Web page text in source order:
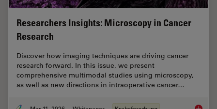
Researchers Insights: Microscopy in Cancer
Research
Discover how imaging techniques are driving cancer
research forward. In this issue, we present
comprehensive multimodal studies using microscopy,
as well as new directions in intraoperative cancer…